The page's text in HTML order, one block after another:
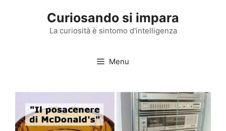
Curiosando si impara
La curiosità è sintomo d'intelligenza
Menu